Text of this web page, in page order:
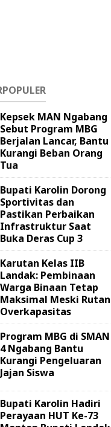
Kepsek MAN Ngabang
Sebut Program MBG
Berjalan Lancar, Bantu
Kurangi Beban Orang
Tua
Bupati Karolin Dorong
Sportivitas dan
Pastikan Perbaikan
Infrastruktur Saat
Buka Deras Cup 3
Karutan Kelas IIB
Landak: Pembinaan
Warga Binaan Tetap
Maksimal Meski Rutan
Overkapasitas
Program MBG di SMAN
4 Ngabang Bantu
Kurangi Pengeluaran
Jajan Siswa
Bupati Karolin Hadiri
Perayaan HUT Ke-73